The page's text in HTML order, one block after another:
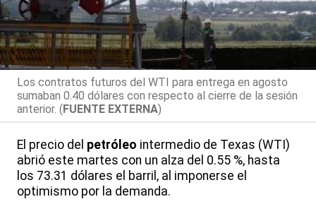
Los contratos futuros del WTI para entrega en agosto
sumaban 0.40 dólares con respecto al cierre de la sesión
anterior. (FUENTE EXTERNA)
El precio del petróleo intermedio de Texas (WTI)
abrió este martes con un alza del 0.55 %, hasta
los 73.31 dólares el barril, al imponerse el
optimismo por la demanda.